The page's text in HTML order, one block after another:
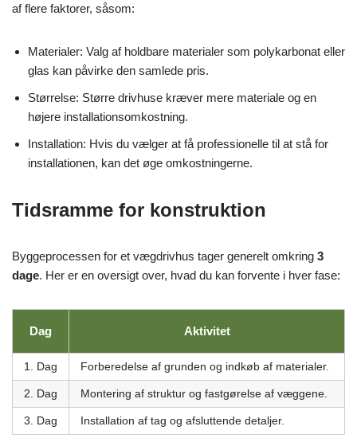
af flere faktorer, såsom:
Materialer: Valg af holdbare materialer som polykarbonat eller
glas kan påvirke den samlede pris.
Størrelse: Større drivhuse kræver mere materiale og en
højere installationsomkostning.
Installation: Hvis du vælger at få professionelle til at stå for
installationen, kan det øge omkostningerne.
Tidsramme for konstruktion
Byggeprocessen for et vægdrivhus tager generelt omkring 3
dage. Her er en oversigt over, hvad du kan forvente i hver fase:
Dag Aktivitet
1. Dag Forberedelse af grunden og indkøb af materialer.
2. Dag Montering af struktur og fastgørelse af væggene.
3. Dag Installation af tag og afsluttende detaljer.